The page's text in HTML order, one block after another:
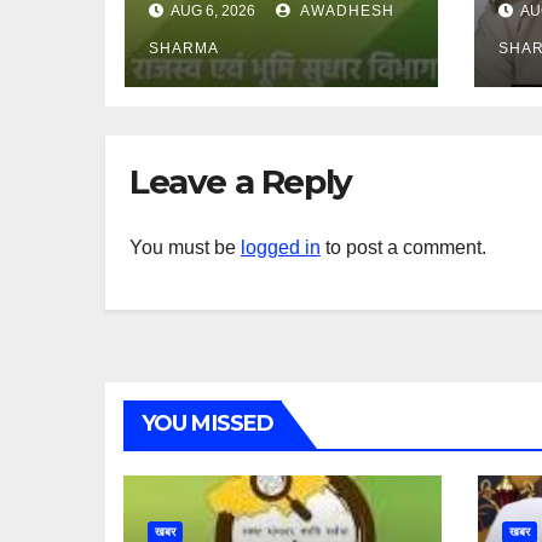
आमजन, पदाधिकारी और
अन्य हैं मौन
AUG 6, 2026 AWADHESH
SHARMA
मिला
Leave a Reply
You must be logged in to post a comment.
YOU MISSED
खबर खबर